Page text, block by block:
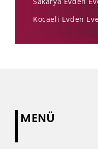
Kocaeli Evden
MENÜ